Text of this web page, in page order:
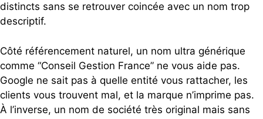
distincts sans se retrouver coincée avec un nom trop
descriptif.
Côté référencement naturel, un nom ultra générique
comme “Conseil Gestion France” ne vous aide pas.
Google ne sait pas à quelle entité vous rattacher, les
clients vous trouvent mal, et la marque n’imprime pas.
À l’inverse, un nom de société très original mais sans